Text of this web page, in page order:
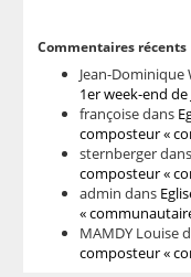
Commentaires récents
Jean-Dominique
1er week-end de
françoisedans
composteur «
sternbergerdans
composteur «
admin dans
«
MAMDY Louise
composteur «